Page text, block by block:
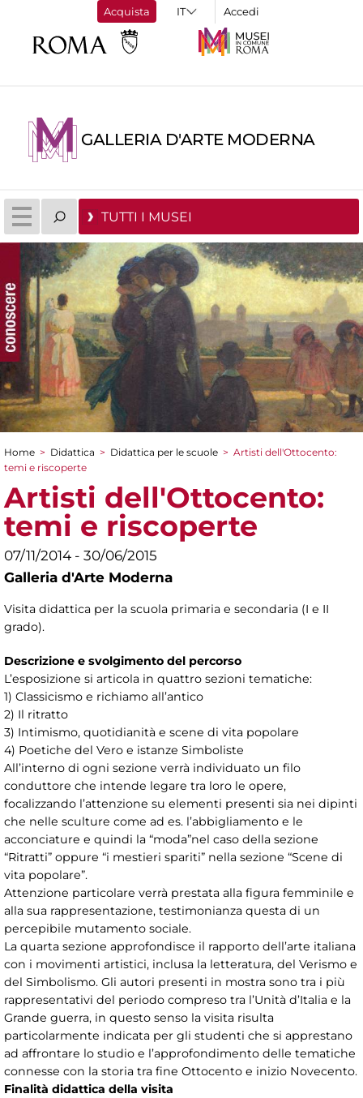
Acquista Accedi
GALLERIA D'ARTE MODERNA
TUTTI I MUSEI
Tu sei qui
Home > Didattica > Didattica per le scuole > Artisti dell'Ottocento:
temi e riscoperte
Artisti dell'Ottocento:
temi e riscoperte
07/11/2014 - 30/06/2015
Galleria d'Arte Moderna
Visita didattica per la scuola primaria e secondaria (I e II
grado).
Descrizione e svolgimento del percorso
L’esposizione si articola in quattro sezioni tematiche:
1) Classicismo e richiamo all’antico
2) Il ritratto
3) Intimismo, quotidianità e scene di vita popolare
4) Poetiche del Vero e istanze Simboliste
All’interno di ogni sezione verrà individuato un filo
conduttore che intende legare tra loro le opere,
focalizzando l’attenzione su elementi presenti sia nei dipinti
che nelle sculture come ad es. l’abbigliamento e le
acconciature e quindi la “moda”nel caso della sezione
“Ritratti” oppure “i mestieri spariti” nella sezione “Scene di
vita popolare”.
Attenzione particolare verrà prestata alla figura femminile e
alla sua rappresentazione, testimonianza questa di un
percepibile mutamento sociale.
La quarta sezione approfondisce il rapporto dell’arte italiana
con i movimenti artistici, inclusa la letteratura, del Verismo e
del Simbolismo. Gli autori presenti in mostra sono tra i più
rappresentativi del periodo compreso tra l’Unità d’Italia e la
Grande guerra, in questo senso la visita risulta
particolarmente indicata per gli studenti che si apprestano
ad affrontare lo studio e l’approfondimento delle tematiche
connesse con la storia tra fine Ottocento e inizio Novecento.
Finalità didattica della visita